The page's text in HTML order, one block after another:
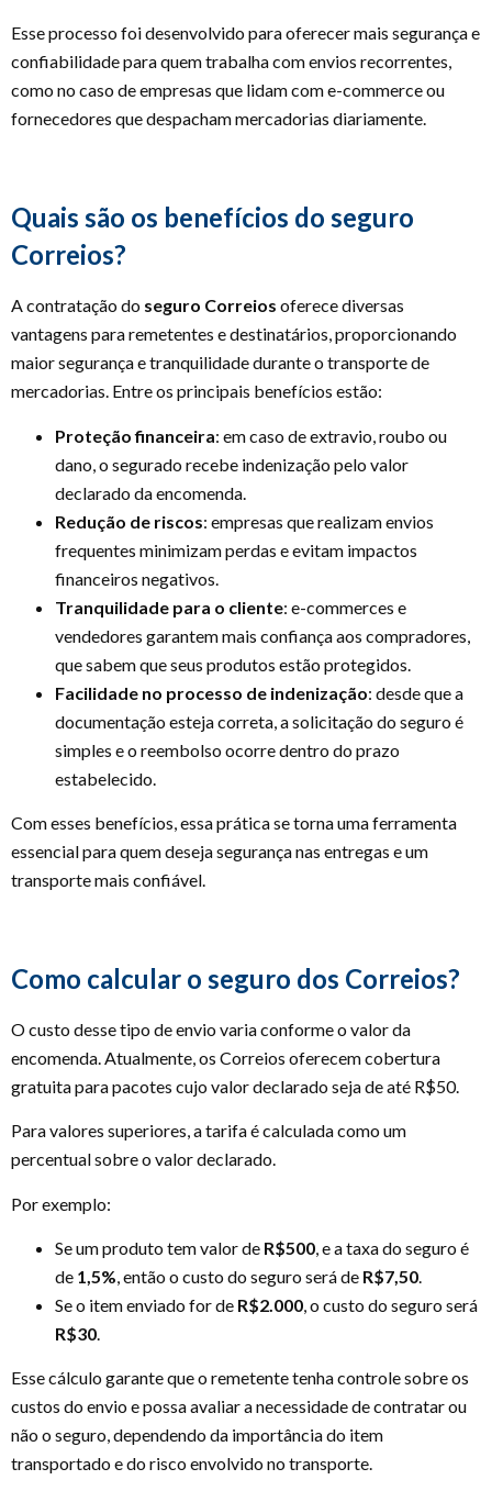
Esse processo foi desenvolvido para oferecer mais segurança e
confiabilidade para quem trabalha com envios recorrentes,
como no caso de empresas que lidam com e-commerce ou
fornecedores que despacham mercadorias diariamente.
Quais são os benefícios do seguro
Correios?
A contratação do seguro Correios oferece diversas
vantagens para remetentes e destinatários, proporcionando
maior segurança e tranquilidade durante o transporte de
mercadorias. Entre os principais benefícios estão:
Proteção financeira: em caso de extravio, roubo ou
dano, o segurado recebe indenização pelo valor
declarado da encomenda.
Redução de riscos: empresas que realizam envios
frequentes minimizam perdas e evitam impactos
financeiros negativos.
Tranquilidade para o cliente: e-commerces e
vendedores garantem mais confiança aos compradores,
que sabem que seus produtos estão protegidos.
Facilidade no processo de indenização: desde que a
documentação esteja correta, a solicitação do seguro é
simples e o reembolso ocorre dentro do prazo
estabelecido.
Com esses benefícios, essa prática se torna uma ferramenta
essencial para quem deseja segurança nas entregas e um
transporte mais confiável.
Como calcular o seguro dos Correios?
O custo desse tipo de envio varia conforme o valor da
encomenda. Atualmente, os Correios oferecem cobertura
gratuita para pacotes cujo valor declarado seja de até R$50.
Para valores superiores, a tarifa é calculada como um
percentual sobre o valor declarado.
Por exemplo:
Se um produto tem valor de R$500, e a taxa do seguro é
de 1,5%, então o custo do seguro será de R$7,50.
Se o item enviado for de R$2.000, o custo do seguro será
R$30.
Esse cálculo garante que o remetente tenha controle sobre os
custos do envio e possa avaliar a necessidade de contratar ou
não o seguro, dependendo da importância do item
transportado e do risco envolvido no transporte.